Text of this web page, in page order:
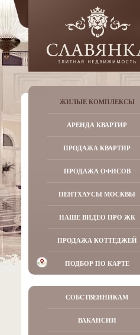
ЖИЛЫЕ КОМПЛЕКСЫ
АРЕНДА КВАРТИР
ПРОДАЖА КВАРТИР
ПРОДАЖА ОФИСОВ
ПЕНТХАУСЫ МОСКВЫ
НАШЕ ВИДЕО ПРО ЖК
ПРОДАЖА КОТТЕДЖЕЙ
ПОДБОР ПО КАРТЕ
СОБСТВЕННИКАМ
ВАКАНСИИ